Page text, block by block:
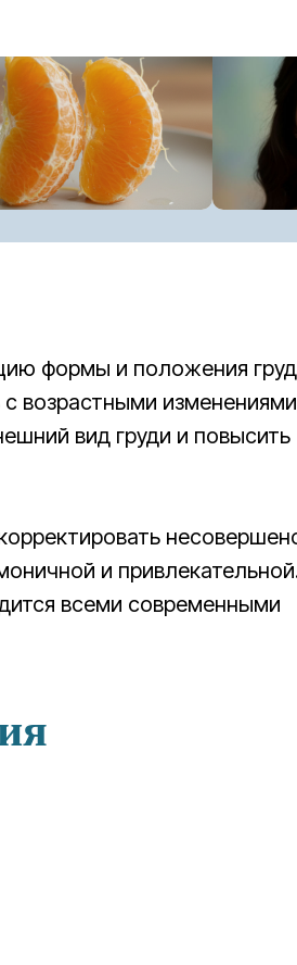
формы и положения
возрастными
вид груди и повысить
и
всеми современными